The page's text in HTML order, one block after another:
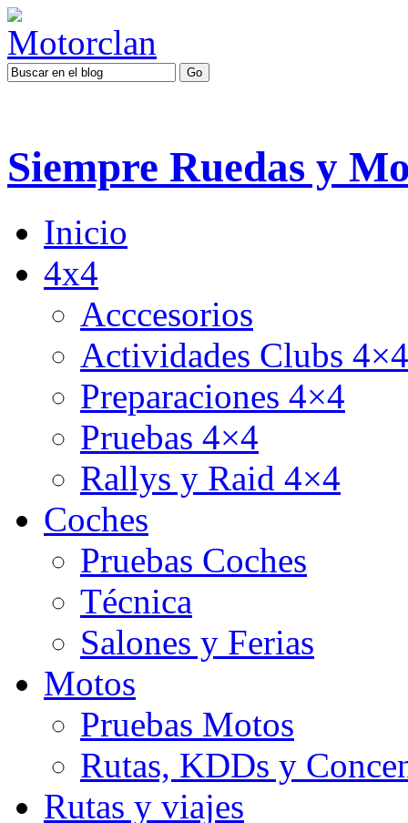
Siempre Ruedas y
Inicio
4x4
Acccesorios
Actividades Clubs 4×4
Preparaciones 4×4
Pruebas 4×4
Rallys y Raid 4×4
Coches
Pruebas Coches
Técnica
Salones y Ferias
Motos
Pruebas Motos
Rutas, KDDs y
Rutas y viajes